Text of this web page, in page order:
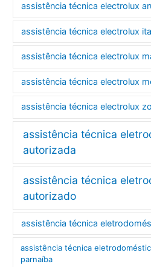
assistência técnica electrolux
assistência técnica electrolux
assistência técnica electrolux
assistência técnica electrolux
assistência técnica electrolux
assistência técnica
autorizada
assistência técnica
autorizado
assistência técnica
assistência técnica
parnaíba